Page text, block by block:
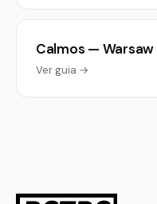
Calmos — Warsaw
Ver guia →